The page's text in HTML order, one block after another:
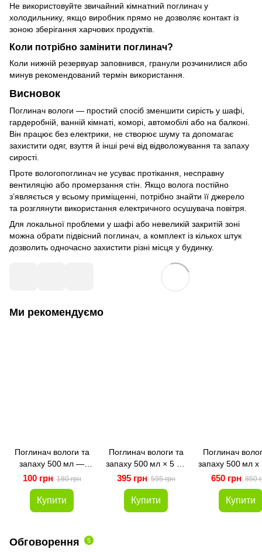
Не використовуйте звичайний кімнатний поглинач у
холодильнику, якщо виробник прямо не дозволяє контакт із
зоною зберігання харчових продуктів.
Коли потрібно замінити поглинач?
Коли нижній резервуар заповнився, гранули розчинилися або
минув рекомендований термін використання.
Висновок
Поглинач вологи — простий спосіб зменшити сирість у шафі,
гардеробній, ванній кімнаті, коморі, автомобілі або на балконі.
Він працює без електрики, не створює шуму та допомагає
захистити одяг, взуття й інші речі від відволожування та запаху
сирості.
Проте вологопоглинач не усуває протікання, несправну
вентиляцію або промерзання стін. Якщо волога постійно
з’являється у всьому приміщенні, потрібно знайти її джерело
та розглянути використання електричного осушувача повітря.
Для локальної проблеми у шафі або невеликій закритій зоні
можна обрати підвісний поглинач, а комплект із кількох штук
дозволить одночасно захистити різні місця у будинку.
Ми рекомендуємо
Поглинач вологи та
запаху 500 мл —
підвісний з
антигрибковим
ефектом зелений
(SORB-01)
100 грн 180 грн
Купити
Поглинач вологи та
запаху 500 мл × 5 шт
— підвісний з
антигрибковим
ефектом зелений
(SORB-05)
395 грн 595 грн
Купити
Поглинач
запаху 500 мл х
— підвісний
ефектом
(SORB-10)
650 грн 850
Купити
Обговорення 5